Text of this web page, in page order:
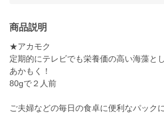
商品説明
★アカモク
定期的にテレビでも栄養価の高い海藻と
あかもく！
80gで２人前
ご夫婦などの毎日の食卓に便利なパック